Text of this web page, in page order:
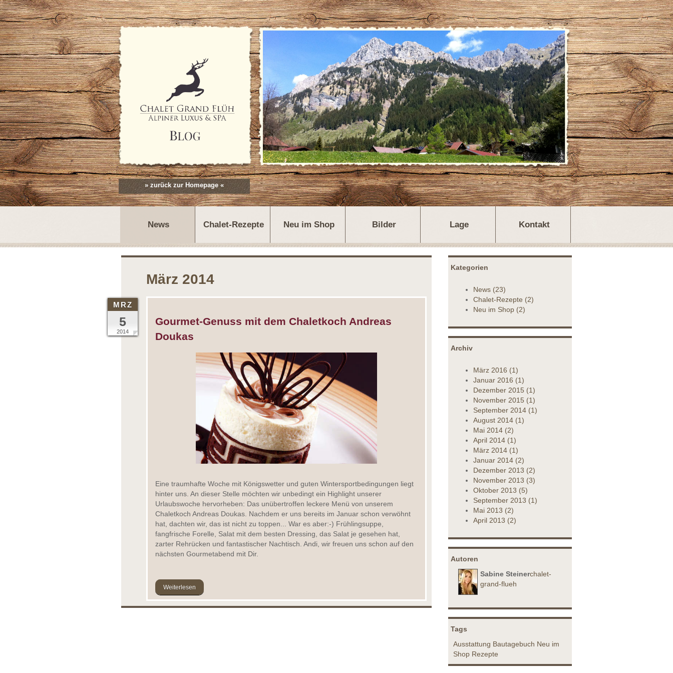
» zurück zur Homepage «
News Chalet-Rezepte Neu im Shop Bilder Lage Kontakt
März 2014
2014
5
MRZ
Gourmet-Genuss mit dem Chaletkoch Andreas
Doukas
Eine traumhafte Woche mit Königswetter und guten Wintersportbedingungen liegt
hinter uns. An dieser Stelle möchten wir unbedingt ein Highlight unserer
Urlaubswoche hervorheben: Das unübertroffen leckere Menü von unserem
Chaletkoch Andreas Doukas. Nachdem er uns bereits im Januar schon verwöhnt
hat, dachten wir, das ist nicht zu toppen... War es aber:-) Frühlingsuppe,
fangfrische Forelle, Salat mit dem besten Dressing, das Salat je gesehen hat,
zarter Rehrücken und fantastischer Nachtisch. Andi, wir freuen uns schon auf den
nächsten Gourmetabend mit Dir.
Weiterlesen
Kategorien
News (23)
Chalet-Rezepte (2)
Neu im Shop (2)
Archiv
März 2016 (1)
Januar 2016 (1)
Dezember 2015 (1)
November 2015 (1)
September 2014 (1)
August 2014 (1)
Mai 2014 (2)
April 2014 (1)
März 2014 (1)
Januar 2014 (2)
Dezember 2013 (2)
November 2013 (3)
Oktober 2013 (5)
September 2013 (1)
Mai 2013 (2)
April 2013 (2)
Autoren
Sabine Steinerchalet-
grand-flueh
Tags
Ausstattung Bautagebuch Neu im
Shop Rezepte